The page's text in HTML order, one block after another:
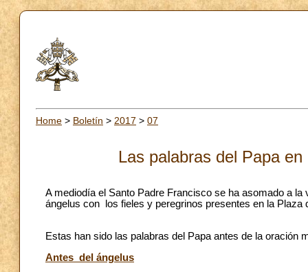
Home > Boletín > 2017 > 07
Las palabras del Papa
A mediodía el Santo Padre Francisco se ha asomado a
ángelus con los fieles y peregrinos presentes en la Plaza
Estas han sido las palabras del Papa antes de la oración
Antes del ángelus